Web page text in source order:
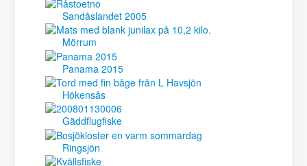
Sandåslandet 2005
Mörrum
Panama 2015
Hökensås
Gäddflugfiske
Ringsjön